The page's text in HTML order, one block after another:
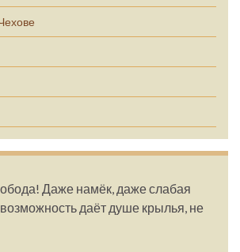
Даже намёк, даже слабая
даёт душе крылья, не